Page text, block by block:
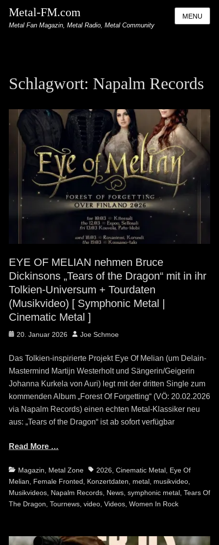
Metal-FM.com
Metal Fan Magazin, Metal Radio, Metal Community
MENU
Schlagwort: Napalm Records
EYE OF MELIAN nehmen Bruce
Dickinsons „Tears of the Dragon“ mit in ihr
Tolkien-Universum + Tourdaten
(Musikvideo) [ Symphonic Metal |
Cinematic Metal ]
Posted
20. Januar 2026 Author
Joe Schmoe
Das Tolkien-inspirierte Projekt Eye Of Melian (um Delain-
Mastermind Martijn Westerholt und Sängerin/Geigerin
Johanna Kurkela von Auri) legt mit der dritten Single zum
kommenden Album „Forest Of Forgetting“ (VÖ: 20.02.2026
via Napalm Records) einen echten Metal-Klassiker neu
aus: „Tears of the Dragon“ ist ab sofort verfügbar
Read More …
Categories
Magazin Metal Zone Tags2026 Cinematic Metal, Eye Of
Melian
Female Fronted Konzertdaten metal, musikvideo,
Musikvideos, Napalm Records, News, symphonic metal, Tears Of
The Dragon Tournews, video, Videos, Women In Rock